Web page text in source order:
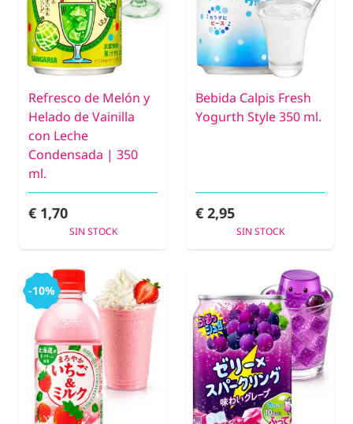
Refresco de Melón y
Helado de Vainilla
con Leche
Condensada | 350
ml.
€ 1,70
SIN STOCK
Bebida Calpis Fresh
Yogurth Style 350 ml.
€ 2,95
SIN STOCK
-10%